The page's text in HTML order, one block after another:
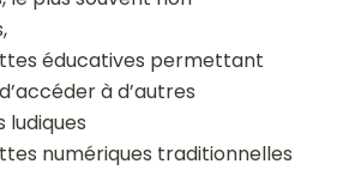
éducatives permettant
à d’autres
ludiques
numériques traditionnelles